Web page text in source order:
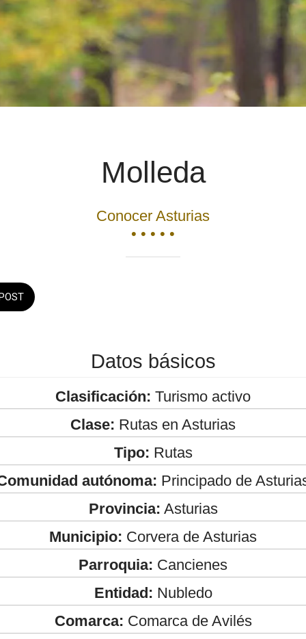
Molleda
Conocer Asturias
• • • • •
Datos básicos
Clasificación: Turismo activo
Clase: Rutas en Asturias
Tipo: Rutas
autónoma: Principado de
Provincia: Asturias
Municipio: Corvera de Asturias
Parroquia: Cancienes
Entidad: Nubledo
Comarca: Comarca de Avilés